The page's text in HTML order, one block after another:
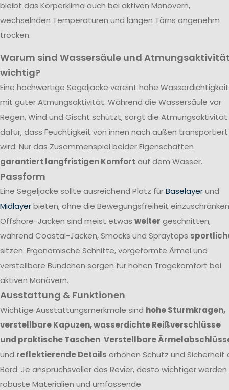
bleibt das Körperklima auch bei aktiven Manövern,
wechselnden Temperaturen und langen Törns angenehm
trocken.
Warum sind Wassersäule und
wichtig?
Eine hochwertige Segeljacke vereint hohe Wasserdichtigkeit
mit guter Atmungsaktivität. Während die Wassersäule vor
Regen, Wind und Gischt schützt, sorgt die Atmungsaktivität
dafür, dass Feuchtigkeit von innen nach außen transportiert
wird. Nur das Zusammenspiel beider Eigenschaften
garantiert langfristigen Komfort auf dem Wasser.
Passform
Eine Segeljacke sollte ausreichend Platz fürBaselayerund
Midlayerbieten, ohne die Bewegungsfreiheit
Offshore-Jacken sind meist etwas weiter geschnitten,
während Coastal-Jacken, Smocks und Spraytops
sitzen. Ergonomische Schnitte, vorgeformte Ärmel und
verstellbare Bündchen sorgen für hohen Tragekomfort bei
aktiven Manövern.
Ausstattung & Funktionen
Wichtige Ausstattungsmerkmale sind hohe Sturmkragen,
verstellbare Kapuzen, wasserdichte Reißverschlüsse
und praktische Taschen. Verstellbare
und reflektierende Details erhöhen Schutz und Sicherheit
Bord. Je anspruchsvoller das Revier, desto wichtiger werden
robuste Materialien und umfassende